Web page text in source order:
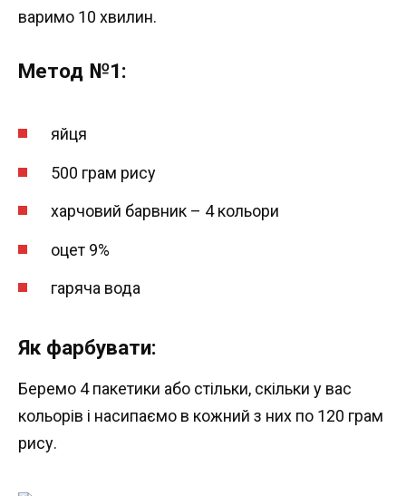
варимо 10 хвилин.
Метод №1:
яйця
500 грам рису
харчовий барвник – 4 кольори
оцет 9%
гаряча вода
Як фарбувати:
Беремо 4 пакетики або стільки, скільки у вас
кольорів і насипаємо в кожний з них по 120 грам
рису.